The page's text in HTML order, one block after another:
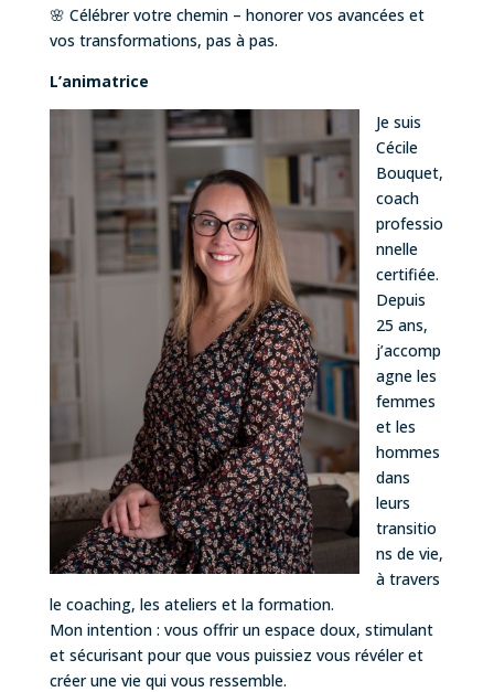
🌸 Célébrer votre chemin – honorer vos avancées et
vos transformations, pas à pas.
L’animatrice
Je suis
Cécile
Bouquet,
coach
professio
nnelle
certifiée.
Depuis
25 ans,
j’accomp
agne les
femmes
et les
hommes
dans
leurs
transitio
ns de vie,
à travers
le coaching, les ateliers et la formation.
Mon intention : vous offrir un espace doux, stimulant
et sécurisant pour que vous puissiez vous révéler et
créer une vie qui vous ressemble.